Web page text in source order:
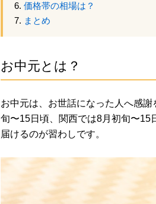
価格帯の相場は？
まとめ
お中元とは？
お中元は、お世話になった人へ感
旬〜15日頃、関西では8月初旬〜15
届けるのが習わしです。